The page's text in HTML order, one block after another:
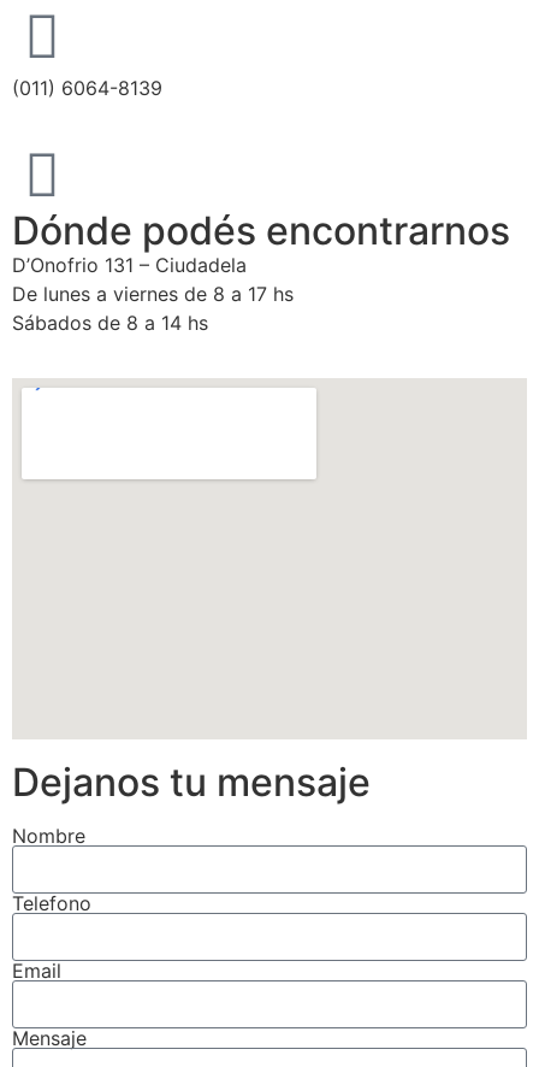
(011) 6064-8139
Dónde podés encontrarnos
D’Onofrio 131 – Ciudadela
De lunes a viernes de 8 a 17 hs
Sábados de 8 a 14 hs
Dejanos tu mensaje
Nombre
Telefono
Email
Mensaje